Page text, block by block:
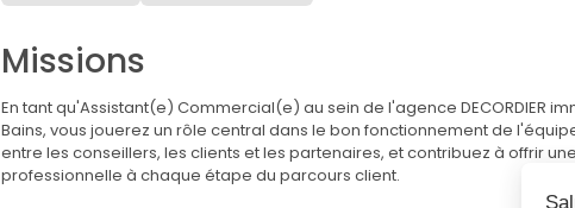
Missions
En tant qu'Assistant(e) Commercial(e) au sein de l'agence DECORDIER
Bains, vous jouerez un rôle central dans le bon fonctionnement de
entre les conseillers, les clients et les partenaires, et contribuez à offrir
professionnelle à chaque étape du parcours client.